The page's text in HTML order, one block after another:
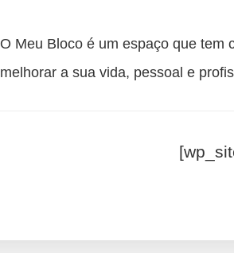
O Meu Bloco é um espaço que tem
melhorar a sua vida, pessoal e